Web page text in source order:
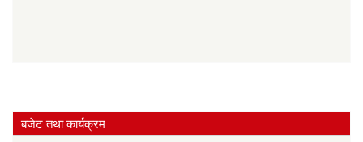
बजेट तथा कार्यक्रम